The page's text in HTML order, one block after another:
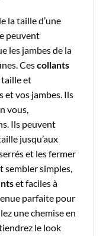
la taille d’une
peuvent
les jambes de la
Cescollants
et
et vos jambes. Ils
vous,
Ils peuvent
jusqu’aux
et les fermer
sembler simples,
et faciles à
parfaite pour
une chemise en
le look